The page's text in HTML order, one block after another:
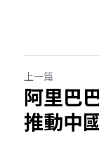
上一篇
阿里巴
推動中